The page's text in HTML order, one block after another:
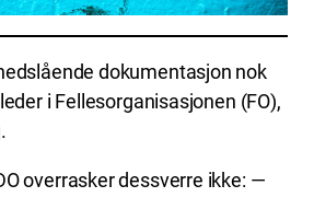
dokumentasjon nok
i Fellesorganisasjonen (FO),
overrasker dessverre ikke: —